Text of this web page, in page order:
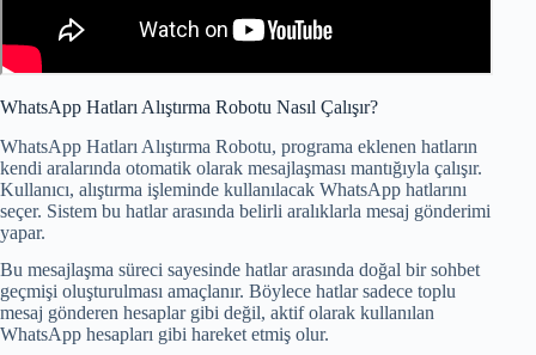
WhatsApp Hatları Alıştırma Robotu Nasıl Çalışır?
WhatsApp Hatları Alıştırma Robotu, programa eklenen hatların
kendi aralarında otomatik olarak mesajlaşması mantığıyla çalışır.
Kullanıcı, alıştırma işleminde kullanılacak WhatsApp hatlarını
seçer. Sistem bu hatlar arasında belirli aralıklarla mesaj gönderimi
yapar.
Bu mesajlaşma süreci sayesinde hatlar arasında doğal bir sohbet
geçmişi oluşturulması amaçlanır. Böylece hatlar sadece toplu
mesaj gönderen hesaplar gibi değil, aktif olarak kullanılan
WhatsApp hesapları gibi hareket etmiş olur.